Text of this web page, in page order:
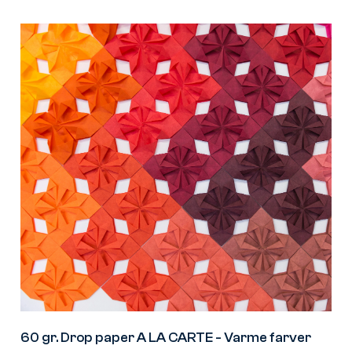
60 gr. Drop paper A LA CARTE - Varme farver